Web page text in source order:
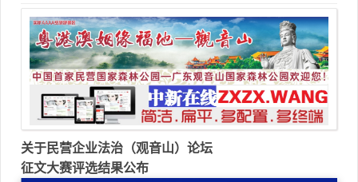
关于民营企业法治（观音山）论坛
征文大赛评选结果公布